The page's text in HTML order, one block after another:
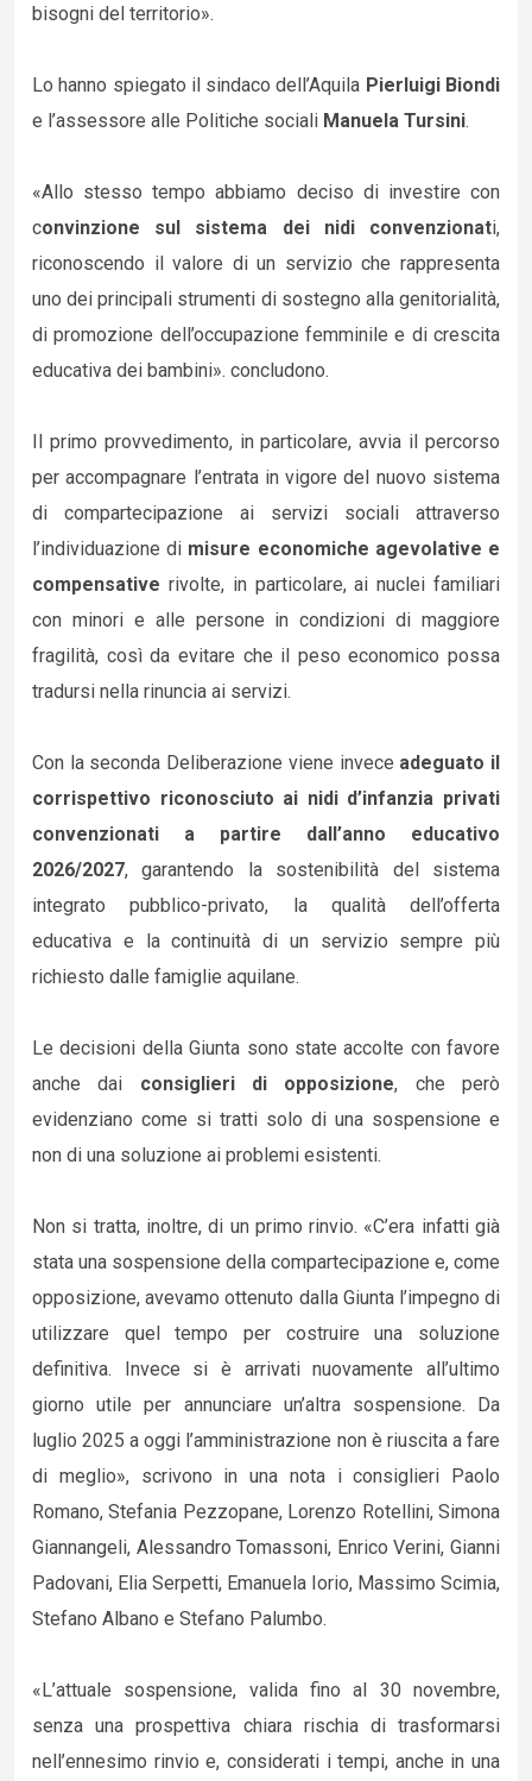
bisogni del territorio».
Lo hanno spiegato il sindaco dell’Aquila Pierluigi Biondi
e l’assessore alle Politiche sociali Manuela Tursini.
«Allo stesso tempo abbiamo deciso di investire con
convinzione sul sistema dei nidi convenzionati,
riconoscendo il valore di un servizio che rappresenta
uno dei principali strumenti di sostegno alla genitorialità,
di promozione dell’occupazione femminile e di crescita
educativa dei bambini». concludono.
Il primo provvedimento, in particolare, avvia il percorso
per accompagnare l’entrata in vigore del nuovo sistema
di compartecipazione ai servizi sociali attraverso
l’individuazione di misure economiche agevolative e
compensative rivolte, in particolare, ai nuclei familiari
con minori e alle persone in condizioni di maggiore
fragilità, così da evitare che il peso economico possa
tradursi nella rinuncia ai servizi.
Con la seconda Deliberazione viene invece adeguato il
corrispettivo riconosciuto ai nidi d’infanzia privati
convenzionati a partire dall’anno educativo
2026/2027, garantendo la sostenibilità del sistema
integrato pubblico-privato, la qualità dell’offerta
educativa e la continuità di un servizio sempre più
richiesto dalle famiglie aquilane.
Le decisioni della Giunta sono state accolte con favore
anche dai consiglieri di opposizione, che però
evidenziano come si tratti solo di una sospensione e
non di una soluzione ai problemi esistenti.
Non si tratta, inoltre, di un primo rinvio. «C’era infatti già
stata una sospensione della compartecipazione e, come
opposizione, avevamo ottenuto dalla Giunta l’impegno di
utilizzare quel tempo per costruire una soluzione
definitiva. Invece si è arrivati nuovamente all’ultimo
giorno utile per annunciare un’altra sospensione. Da
luglio 2025 a oggi l’amministrazione non è riuscita a fare
di meglio», scrivono in una nota i consiglieri Paolo
Romano, Stefania Pezzopane, Lorenzo Rotellini, Simona
Giannangeli, Alessandro Tomassoni, Enrico Verini, Gianni
Padovani, Elia Serpetti, Emanuela Iorio, Massimo Scimia,
Stefano Albano e Stefano Palumbo.
«L’attuale sospensione, valida fino al 30 novembre,
senza una prospettiva chiara rischia di trasformarsi
nell’ennesimo rinvio e, considerati i tempi, anche in una